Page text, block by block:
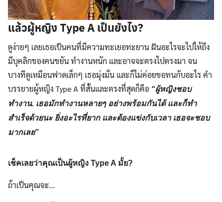
แล้วผู้หญิง Type A เป็นยังไง?
ดูง่ายๆ เลยเธอเป็นคนที่มีความทะเยอทะยาน ฝันอะไรจะไปให้ถึง
มีบุคลิกของคนขยัน ทำงานหนัก และอาจจะตรงไปตรงมา จน
บางทีดูเหมือนฟาดเล็กๆ เธอมุ่งมั่น และก็ไม่ค่อยขอทนกับอะไร คำ
บรรยายผู้หญิง Type A ที่สั้นและตรงที่สุดก็คือ “ผู้หญิงชอบ
ทำงาน. เธอมักทำงานหลายๆ อย่างพร้อมกันได้ และก็ทำ
สำเร็จด้วยนะ ยิ่งอะไรที่ยาก และต้องแข่งกับเวลา เธอจะชอบ
มากเลย”
เช็คเลยว่าคุณเป็นผู้หญิง Type A มั้ย?
ถ้าเป็นคุณจะ…